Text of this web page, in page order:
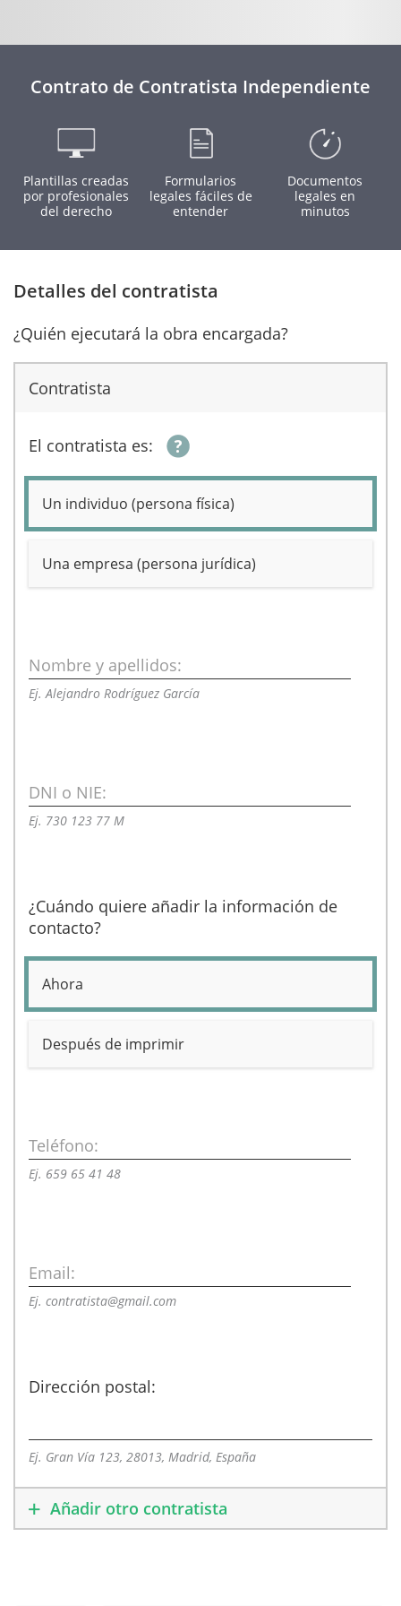
Contrato de Contratista Independiente
Plantillas creadas
por profesionales
del derecho
Formularios
legales fáciles de
entender
Documentos
legales en
minutos
Detalles del contratista
¿Quién ejecutará la obra encargada?
Contratista
El contratista es:
Un individuo (persona física)
Una empresa (persona jurídica)
Nombre y apellidos:
Ej. Alejandro Rodríguez García
DNI o NIE:
Ej. 730 123 77 M
¿Cuándo quiere añadir la información de
contacto?
Ahora
Después de imprimir
Teléfono:
Ej. 659 65 41 48
Email:
Ej. contratista@gmail.com
Dirección postal:
Ej. Gran Vía 123, 28013, Madrid, España
Añadir otro contratista